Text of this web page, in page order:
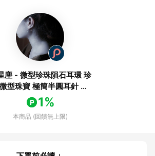
塵 - 微型珍珠隕石耳環 珍
型珠寶 極簡半圓耳針 耳
環1%
本商品 (回饋無上限)